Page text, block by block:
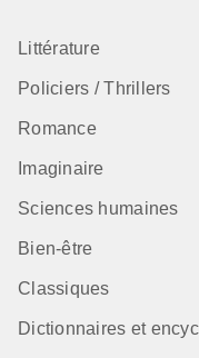
Littérature
Policiers / Thrillers
Romance
Imaginaire
Sciences humaines
Bien-être
Classiques
Dictionnaires et